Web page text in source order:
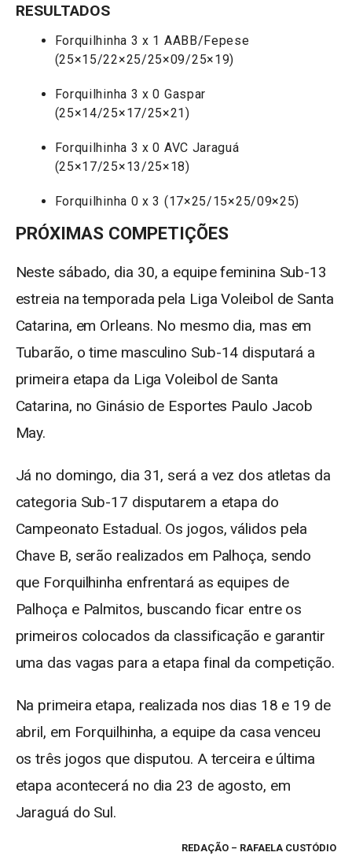
RESULTADOS
Forquilhinha 3 x 1 AABB/Fepese
(25×15/22×25/25×09/25×19)
Forquilhinha 3 x 0 Gaspar
(25×14/25×17/25×21)
Forquilhinha 3 x 0 AVC Jaraguá
(25×17/25×13/25×18)
Forquilhinha 0 x 3 (17×25/15×25/09×25)
PRÓXIMAS COMPETIÇÕES
Neste sábado, dia 30, a equipe feminina Sub-13
estreia na temporada pela Liga Voleibol de Santa
Catarina, em Orleans. No mesmo dia, mas em
Tubarão, o time masculino Sub-14 disputará a
primeira etapa da Liga Voleibol de Santa
Catarina, no Ginásio de Esportes Paulo Jacob
May.
Já no domingo, dia 31, será a vez dos atletas da
categoria Sub-17 disputarem a etapa do
Campeonato Estadual. Os jogos, válidos pela
Chave B, serão realizados em Palhoça, sendo
que Forquilhinha enfrentará as equipes de
Palhoça e Palmitos, buscando ficar entre os
primeiros colocados da classificação e garantir
uma das vagas para a etapa final da competição.
Na primeira etapa, realizada nos dias 18 e 19 de
abril, em Forquilhinha, a equipe da casa venceu
os três jogos que disputou. A terceira e última
etapa acontecerá no dia 23 de agosto, em
Jaraguá do Sul.
REDAÇÃO – RAFAELA CUSTÓDIO